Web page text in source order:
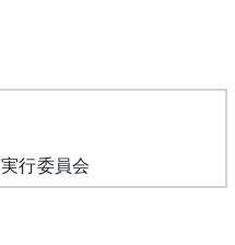
行委員会